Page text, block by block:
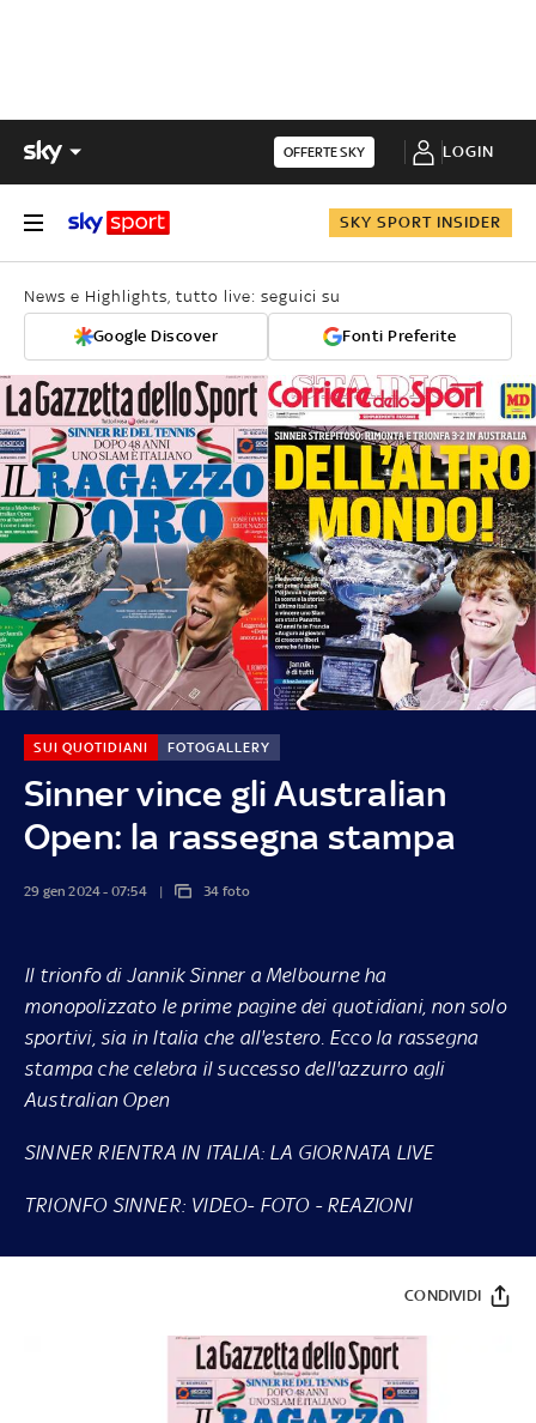
OFFERTE SKY LOGIN
SKY SPORT INSIDER
News e Highlights, tutto live: seguici su
Google Discover Fonti Preferite
Sinner vince gli Australian
Open: la rassegna stampa
SUI QUOTIDIANI FOTOGALLERY
29 gen 2024 - 07:54 34 foto
Il trionfo di Jannik Sinner a Melbourne ha
monopolizzato le prime pagine dei quotidiani, non solo
sportivi, sia in Italia che all'estero. Ecco la rassegna
stampa che celebra il successo dell'azzurro agli
Australian Open
SINNER RIENTRA IN ITALIA: LA GIORNATA LIVE
TRIONFO SINNER: VIDEO- FOTO- REAZIONI
CONDIVIDI